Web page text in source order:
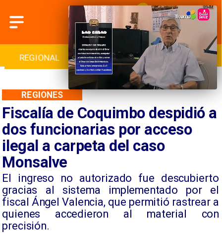
INTERNACIONAL DEPORTES CULTURA
Fiscalía de Coquimbo despidió a
dos funcionarias por acceso
ilegal a carpeta del caso
Monsalve
​El ingreso no autorizado fue descubierto
gracias al sistema implementado por el
fiscal Ángel Valencia, que permitió rastrear a
quienes accedieron al material con
precisión.
REGIONES